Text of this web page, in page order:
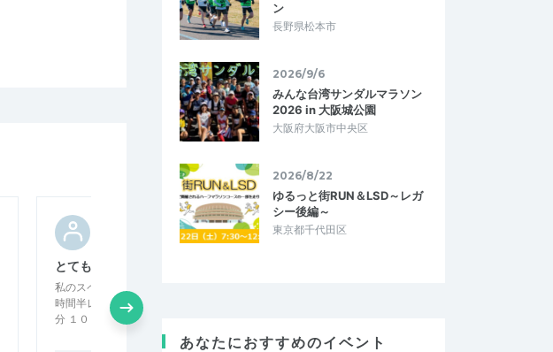
5.00
とても丁寧に教えてくれます
私のスペック フルマラソン：５時間から５
時間半レベル ハーフマラソン：２時間２０
分 １０ｋｍ：６２分 趣味はバドミントン…
ン
長野県松本市
2026/9/6
みんな台湾サンダルマラソン
2026 in 大阪城公園
大阪府大阪市中央区
2026/8/22
ゆるっと街RUN＆LSD～レガ
シー後編～
東京都千代田区
あなたにおすすめのイベント